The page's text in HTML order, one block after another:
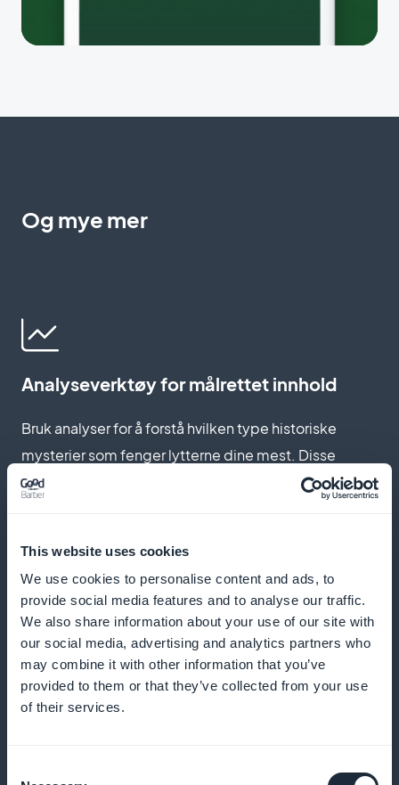
This website uses cookies
We use cookies to personalise content and ads, to
provide social media features and to analyse our traffic.
We also share information about your use of our site with
our social media, advertising and analytics partners who
may combine it with other information that you’ve
provided to them or that they’ve collected from your use
of their services.
Og mye mer
Analyseverktøy for målrettet innhold
Bruk analyser for å forstå hvilken type historiske
mysterier som fenger lytterne dine mest. Disse
verdifulle dataene gjør at du kan finjustere fremtidige
Interaktive widgets for abonnement
Plasser abonnementswidgets på strategiske steder
på nettstedet og i applikasjonen din for å konvertere
besøkende til abonnenter. Disse interaktive
premiumtilbudene dine og oppmuntre til spontane